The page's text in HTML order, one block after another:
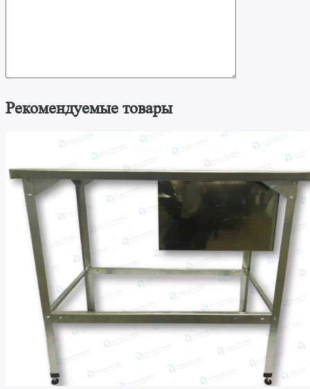
Рекомендуемые товары